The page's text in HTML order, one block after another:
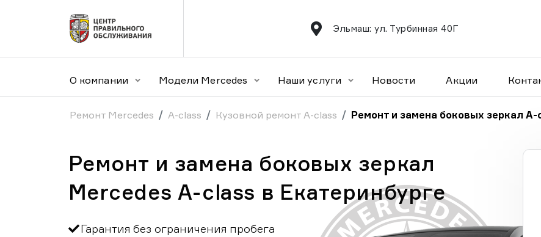
Эльмаш: ул. Турбинная 40Г
О компании Модели Mercedes Наши услуги Новости Акции
Ремонт Mercedes A-class Кузовной ремонт A-class Ремонт и замена боковых зеркал A-
Ремонт и замена боковых зеркал
Mercedes A-class в Екатеринбурге
Гарантия без ограничения пробега